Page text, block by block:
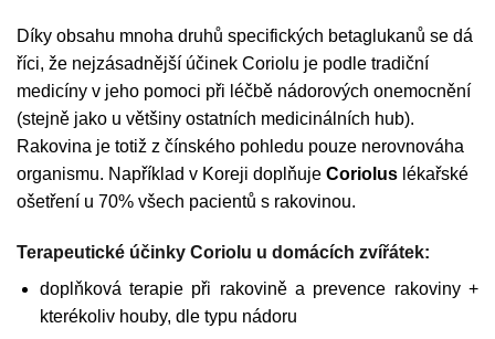
Díky obsahu mnoha druhů specifických betaglukanů se dá
říci, že nejzásadnější účinek Coriolu je podle tradiční
medicíny v jeho pomoci při léčbě nádorových onemocnění
(stejně jako u většiny ostatních medicinálních hub).
Rakovina je totiž z čínského pohledu pouze nerovnováha
organismu. Například v Koreji doplňuje Coriolus lékařské
ošetření u 70% všech pacientů s rakovinou.
Terapeutické účinky Coriolu u domácích zvířátek:
doplňková terapie při rakovině a prevence rakoviny +
kterékoliv houby, dle typu nádoru